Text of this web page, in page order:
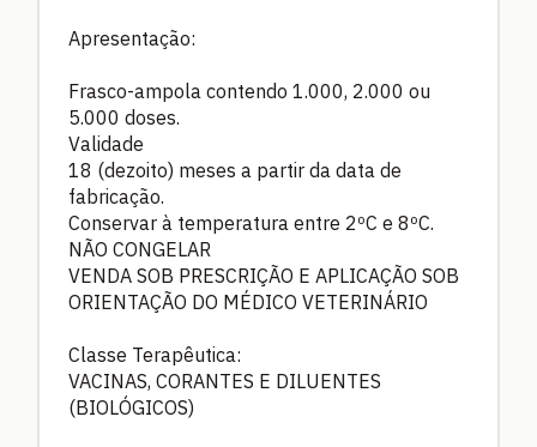
Apresentação:
Frasco-ampola contendo 1.000, 2.000 ou
5.000 doses.
Validade
18 (dezoito) meses a partir da data de
fabricação.
Conservar à temperatura entre 2ºC e 8ºC.
NÃO CONGELAR
VENDA SOB PRESCRIÇÃO E APLICAÇÃO SOB
ORIENTAÇÃO DO MÉDICO VETERINÁRIO
Classe Terapêutica:
VACINAS, CORANTES E DILUENTES
(BIOLÓGICOS)